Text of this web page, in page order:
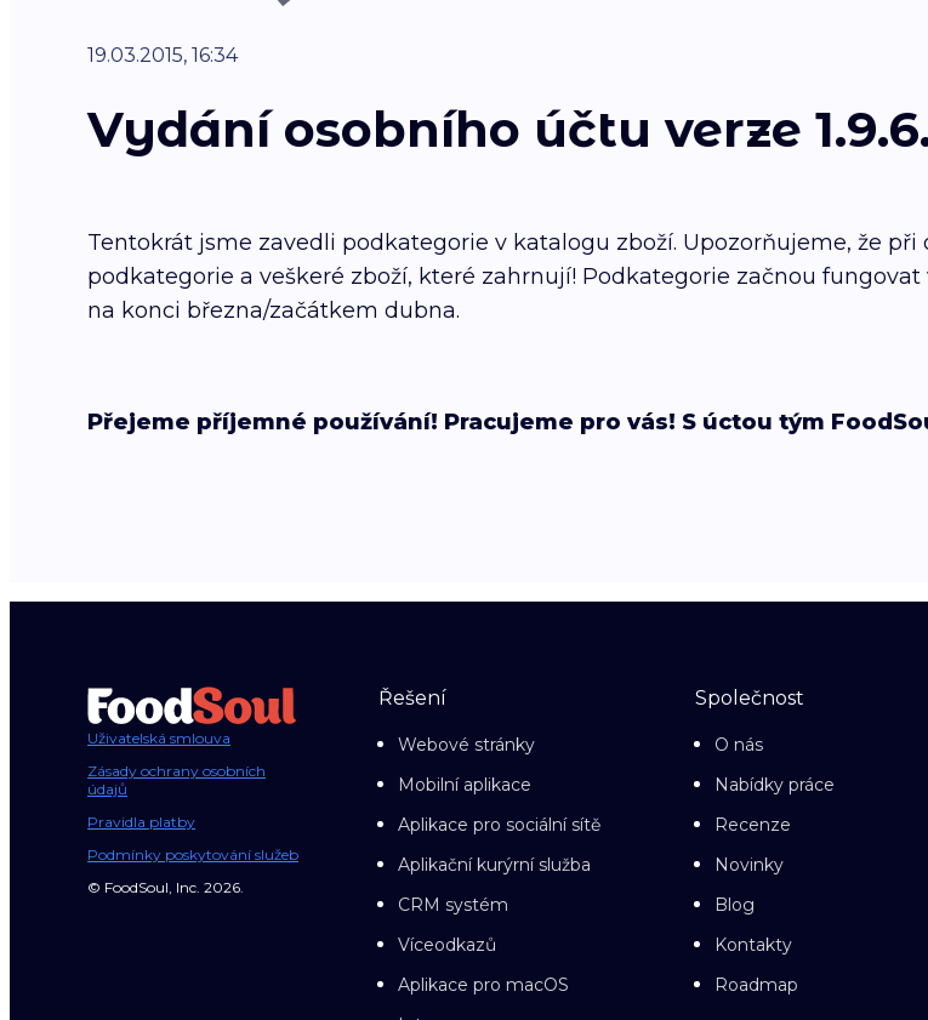
19.03.2015, 16:34
Vydání osobního účtu verze
Tentokrát jsme zavedli podkategorie v katalogu zboží. Upozorňujeme, že
podkategorie a veškeré zboží, které zahrnují! Podkategorie začnou
na konci března/začátkem dubna.
Přejeme příjemné používání! Pracujeme pro vás! S úctou tým
Uživatelská smlouva
Zásady ochrany osobních
údajů
Pravidla platby
Podmínky poskytování služeb
© FoodSoul, Inc. 2026.
Řešení
Webové stránky
Mobilní aplikace
Aplikace pro sociální sítě
Aplikační kurýrní služba
CRM systém
Víceodkazů
Aplikace pro macOS
Společnost
O nás
Nabídky práce
Recenze
Novinky
Blog
Kontakty
Roadmap